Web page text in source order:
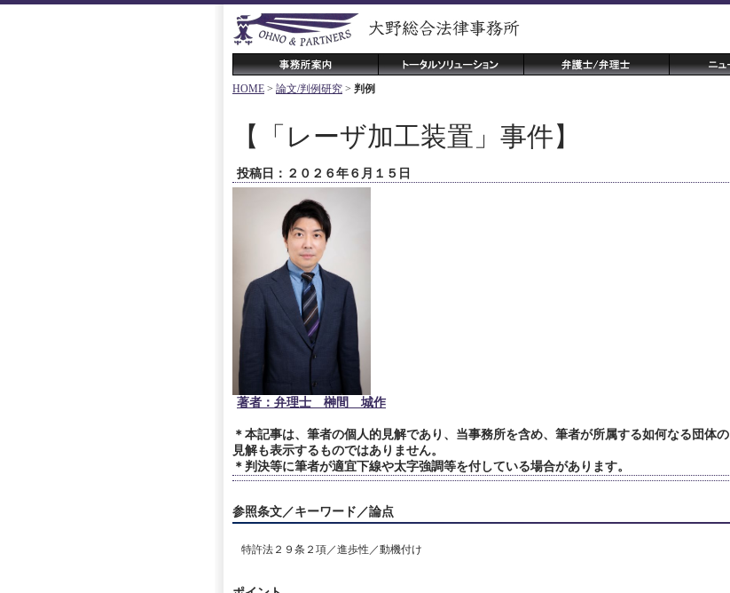
HOME > 論文/判例研究 > 判例
【「レーザ加工装置」事件】
投稿日：２０２６年６月１５日
著者：弁理士 榊間 城作
＊本記事は、筆者の個人的見解であり、当事務所を含め、筆者が所属する如何なる団体の
見解も表示するものではありません。
＊判決等に筆者が適宜下線や太字強調等を付している場合があります。
参照条文／キーワード／論点
特許法２９条２項／進歩性／動機付け